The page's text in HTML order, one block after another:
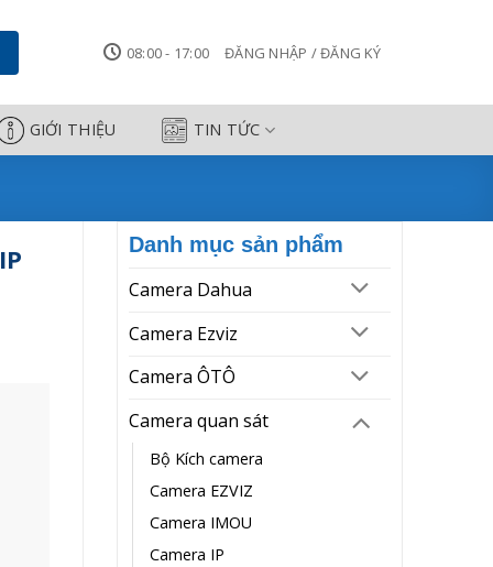
08:00 - 17:00 ĐĂNG NHẬP / ĐĂNG KÝ
GIỚI THIỆU TIN TỨC
Danh mục sản phẩm
Camera Dahua
Camera Ezviz
Camera ÔTÔ
Camera quan sát
Bộ Kích camera
Camera EZVIZ
Camera IMOU
Camera IP